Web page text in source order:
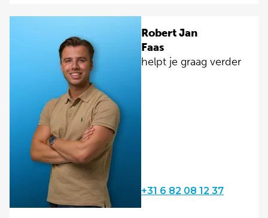
Robert Jan
Faas
helpt je graag verder
+31 6 82 08 12 37